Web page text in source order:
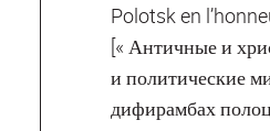
Polotsk en
[« Античные и
и политические
дифирамбах